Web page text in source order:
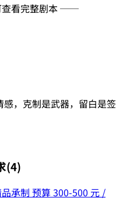
看完整剧本 ──
，克制是武器，留白是签
(4)
承制 预算 300-500 元 /